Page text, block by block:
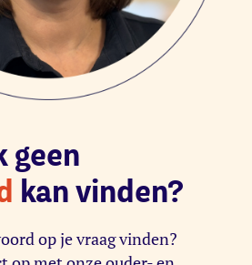
geen
kan vinden?
op je vraag vinden?